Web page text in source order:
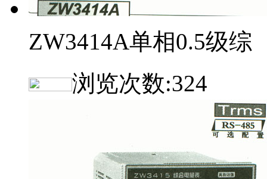
ZW3414A单相0.5级综
浏览次数:324